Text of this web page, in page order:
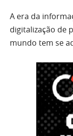
A era da
digitalização de
mundo tem se